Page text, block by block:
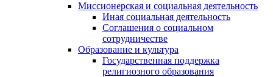
Миссионерская и социальная деятельность
Иная социальная деятельность
Соглашения о социальном
сотрудничестве
Образование и культура
Государственная поддержка
религиозного образования